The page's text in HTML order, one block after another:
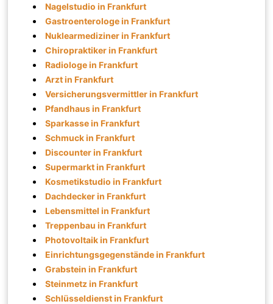
Nagelstudio in Frankfurt
Gastroenterologe in Frankfurt
Nuklearmediziner in Frankfurt
Chiropraktiker in Frankfurt
Radiologe in Frankfurt
Arzt in Frankfurt
Versicherungsvermittler in Frankfurt
Pfandhaus in Frankfurt
Sparkasse in Frankfurt
Schmuck in Frankfurt
Discounter in Frankfurt
Supermarkt in Frankfurt
Kosmetikstudio in Frankfurt
Dachdecker in Frankfurt
Lebensmittel in Frankfurt
Treppenbau in Frankfurt
Photovoltaik in Frankfurt
Einrichtungsgegenstände in Frankfurt
Grabstein in Frankfurt
Steinmetz in Frankfurt
Schlüsseldienst in Frankfurt